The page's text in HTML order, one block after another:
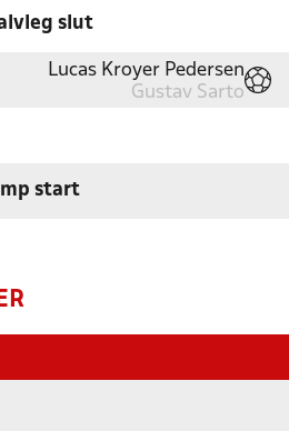
slut
Lucas Kroyer Pedersen
Gustav Sarto
start